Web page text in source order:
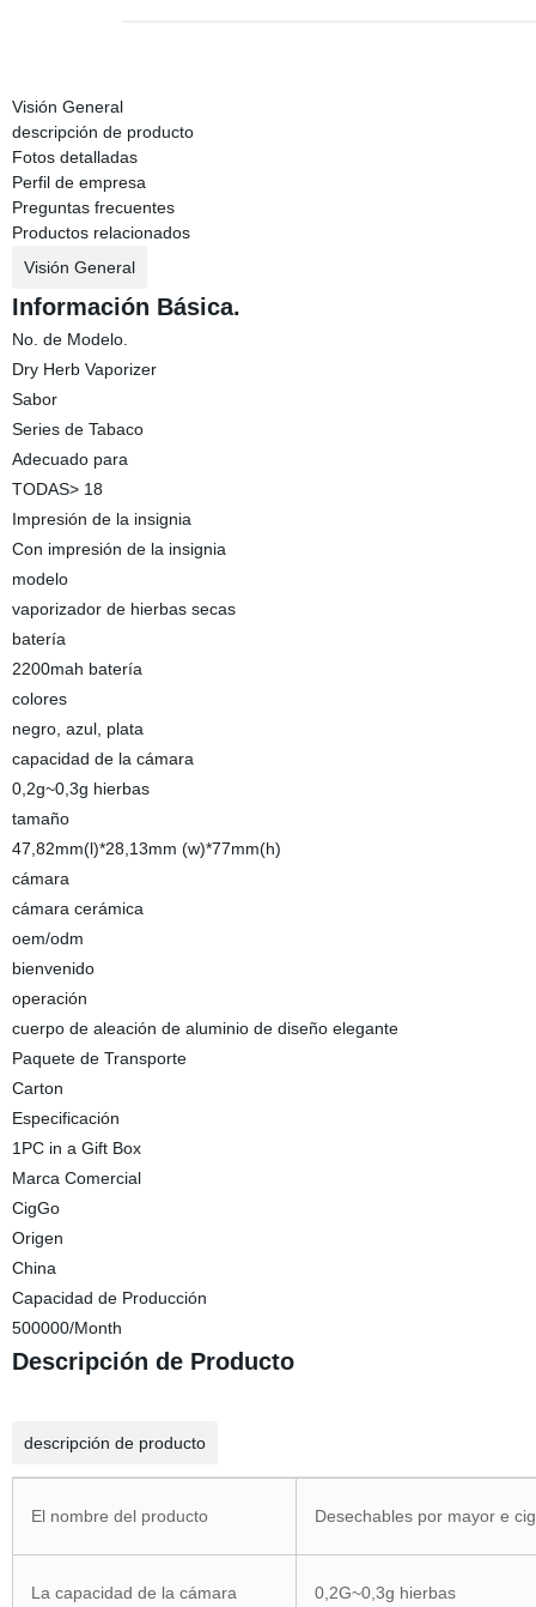
Visión General
descripción de producto
Fotos detalladas
Perfil de empresa
Preguntas frecuentes
Productos relacionados
Visión General
Información Básica.
No. de Modelo.
Dry Herb Vaporizer
Sabor
Series de Tabaco
Adecuado para
TODAS> 18
Impresión de la insignia
Con impresión de la insignia
modelo
vaporizador de hierbas secas
batería
2200mah batería
colores
negro, azul, plata
capacidad de la cámara
0,2g~0,3g hierbas
tamaño
47,82mm(l)*28,13mm (w)*77mm(h)
cámara
cámara cerámica
oem/odm
bienvenido
operación
cuerpo de aleación de aluminio de diseño elegante
Paquete de Transporte
Carton
Especificación
1PC in a Gift Box
Marca Comercial
CigGo
Origen
China
Capacidad de Producción
500000/Month
Descripción de Producto
descripción de producto
El nombre del producto Desechables por mayor e
La capacidad de la cámara 0,2G~0,3g hierbas